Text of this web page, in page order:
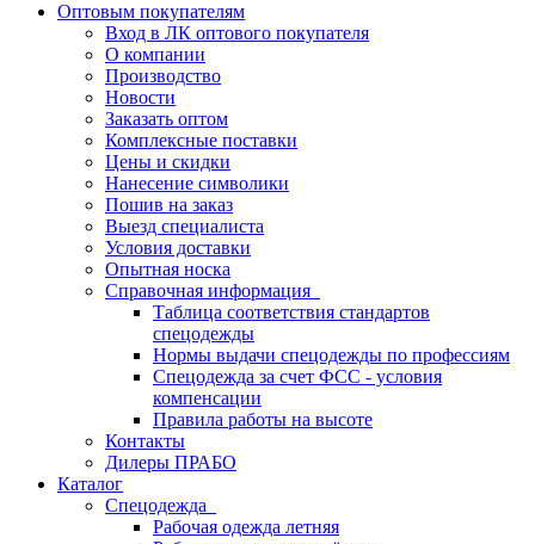
Оптовым покупателям
Вход в ЛК оптового покупателя
О компании
Производство
Новости
Заказать оптом
Комплексные поставки
Цены и скидки
Нанесение символики
Пошив на заказ
Выезд специалиста
Условия доставки
Опытная носка
Справочная информация
Таблица соответствия стандартов
спецодежды
Нормы выдачи спецодежды по профессиям
Спецодежда за счет ФСС - условия
компенсации
Правила работы на высоте
Контакты
Дилеры ПРАБО
Каталог
Спецодежда
Рабочая одежда летняя